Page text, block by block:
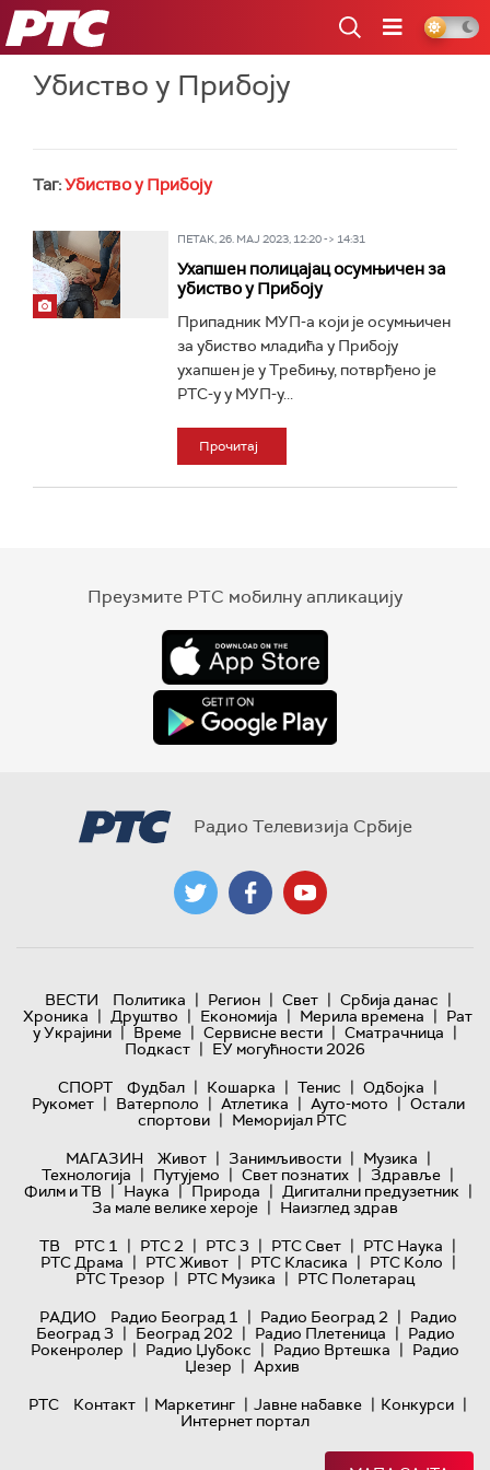
РТС
Убиство у Прибоју
Таг:Убиство у Прибоју
ПЕТАК, 26. МАЈ 2023, 12:20 -> 14:31
Ухапшен полицајац осумњичен за
убиство у Прибоју
Припадник МУП-а који је осумњичен
за убиство младића у Прибоју
ухапшен је у Требињу, потврђено је
РТС-у у МУП-у...
Прочитај
Преузмите РТС мобилну апликацију
Радио Телевизија Србије
ВЕСТИ Политика | Регион | Свет | Србија данас |
Хроника | Друштво | Економија | Мерила времена | Рат
у Украјини | Време | Сервисне вести | Сматрачница |
Подкаст | ЕУ могућности 2026
СПОРТ
Фудбал | Кошарка | Тенис | Одбојка |
Рукомет | Ватерполо | Атлетика | Ауто-мото | Остали
спортови | Меморијал РТС
МАГАЗИН
Живот | Занимљивости | Музика |
Технологијa | Путујемо | Свет познатих | Здравље |
Филм и ТВ | Наука | Природа | Дигитални предузетник |
За мале велике хероје | Наизглед здрав
ТВ
РТС 1 | РТС 2 | РТС 3 | РТС Свет | РТС Наука |
РТС Драма | РТС Живот | РТС Класика | РТС Коло |
РТС Трезор | РТС Музика | РТС Полетарац
РАДИО
Радио Београд 1 | Радио Београд 2 | Радио
Београд 3 | Београд 202 | Радио Плетеница | Радио
Рокенролер | Радио Џубокс | Радио Вртешка | Радио
Џезер | Архив
РТС
Контакт | Маркетинг | Јавне набавке | Конкурси |
Интернет портал